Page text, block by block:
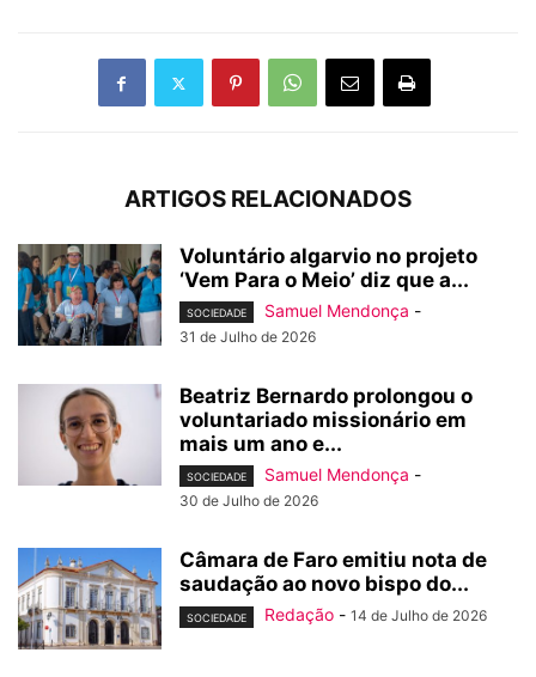
ARTIGOS RELACIONADOS
Voluntário algarvio no projeto
‘Vem Para o Meio’ diz que a...
SOCIEDADE Samuel Mendonça -
31 de Julho de 2026
Beatriz Bernardo prolongou o
voluntariado missionário em
mais um ano e...
SOCIEDADE Samuel Mendonça -
30 de Julho de 2026
Câmara de Faro emitiu nota de
saudação ao novo bispo do...
SOCIEDADE Redação - 14 de Julho de 2026